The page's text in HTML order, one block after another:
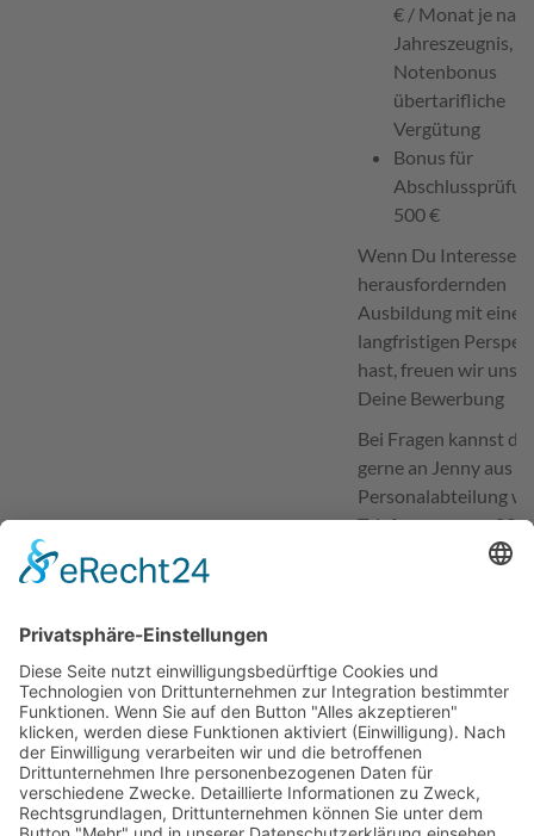
€ / Monat je nach
Jahreszeugnis,
Notenbonus
übertarifliche
Vergütung
Bonus für
500 €
Wenn Du Interesse
herausfordernden
Ausbildung mit einer
langfristigen
hast, freuen wir uns
Deine Bewerbung
Bei Fragen kannst du
gerne an Jenny aus
Personalabteilung
Telefonnummer:
(Sprachwahltaste 1)
Ansprechpartner für Bewerbungen
Telefon
09194 970
(Sprachwahltaste 1)
E-Mail